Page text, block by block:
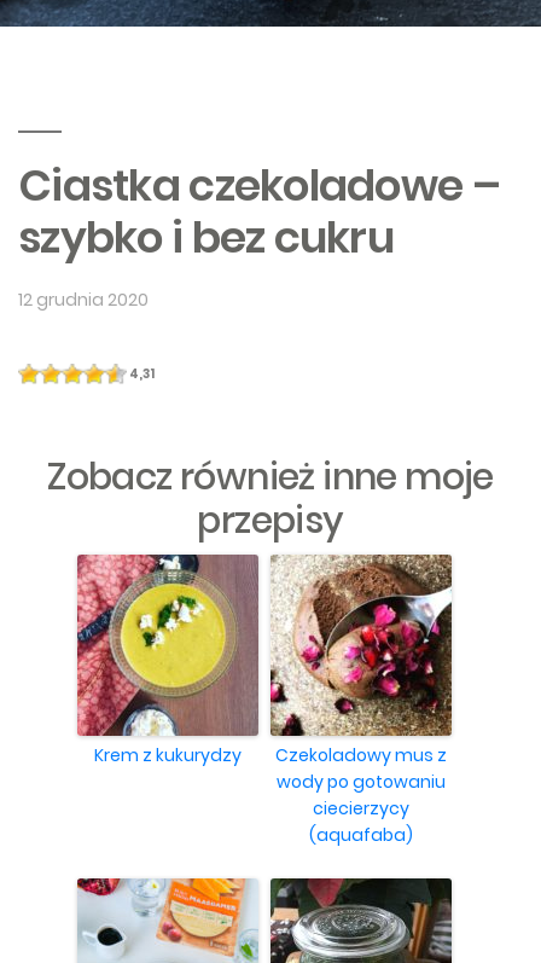
Ciastka czekoladowe –
szybko i bez cukru
12 grudnia 2020
4,31
Zobacz również inne moje
przepisy
Krem z kukurydzy
Czekoladowy mus z
wody po gotowaniu
ciecierzycy
(aquafaba)